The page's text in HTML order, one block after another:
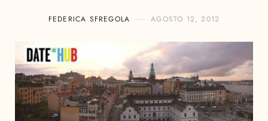
FEDERICA SFREGOLA AGOSTO 12, 2012